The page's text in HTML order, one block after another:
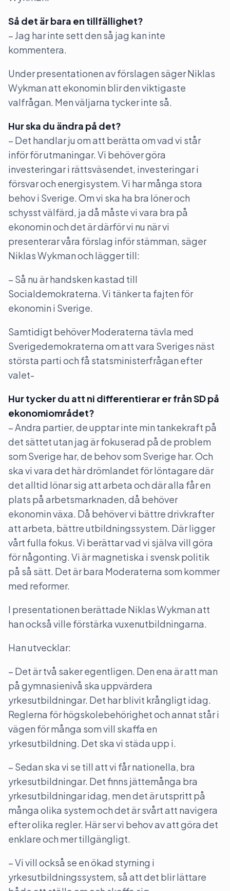
Så det är bara en tillfällighet?
– Jag har inte sett den så jag kan inte
kommentera.
Under presentationen av förslagen säger Niklas
Wykman att ekonomin blir den viktigaste
valfrågan. Men väljarna tycker inte så.
Hur ska du ändra på det?
– Det handlar ju om att berätta om vad vi står
inför för utmaningar. Vi behöver göra
investeringar i rättsväsendet, investeringar i
försvar och energisystem. Vi har många stora
behov i Sverige. Om vi ska ha bra löner och
schysst välfärd, ja då måste vi vara bra på
ekonomin och det är därför vi nu när vi
presenterar våra förslag inför stämman, säger
Niklas Wykman och lägger till:
– Så nu är handsken kastad till
Socialdemokraterna. Vi tänker ta fajten för
ekonomin i Sverige.
Samtidigt behöver Moderaterna tävla med
Sverigedemokraterna om att vara Sveriges näst
största parti och få statsministerfrågan efter
valet-
Hur tycker du att ni differentierar er från SD på
ekonomiområdet?
– Andra partier, de upptar inte min tankekraft på
det sättet utan jag är fokuserad på de problem
som Sverige har, de behov som Sverige har. Och
ska vi vara det här drömlandet för löntagare där
det alltid lönar sig att arbeta och där alla får en
plats på arbetsmarknaden, då behöver
ekonomin växa. Då behöver vi bättre drivkrafter
att arbeta, bättre utbildningssystem. Där ligger
vårt fulla fokus. Vi berättar vad vi själva vill göra
för någonting. Vi är magnetiska i svensk politik
på så sätt. Det är bara Moderaterna som kommer
med reformer.
I presentationen berättade Niklas Wykman att
han också ville förstärka vuxenutbildningarna.
Han utvecklar:
– Det är två saker egentligen. Den ena är att man
på gymnasienivå ska uppvärdera
yrkesutbildningar. Det har blivit krångligt idag.
Reglerna för högskolebehörighet och annat står i
vägen för många som vill skaffa en
yrkesutbildning. Det ska vi städa upp i.
– Sedan ska vi se till att vi får nationella, bra
yrkesutbildningar. Det finns jättemånga bra
yrkesutbildningar idag, men det är utspritt på
många olika system och det är svårt att navigera
efter olika regler. Här ser vi behov av att göra det
enklare och mer tillgängligt.
– Vi vill också se en ökad styrning i
yrkesutbildningssystem, så att det blir lättare